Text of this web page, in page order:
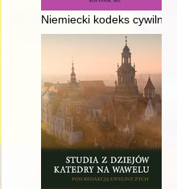
Niemiecki kodeks cywilny